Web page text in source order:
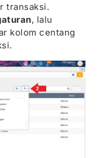
transaksi.
, lalu
kolom centang